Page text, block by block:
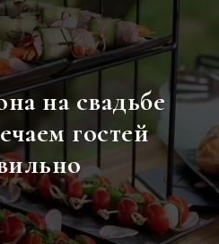
на свадьбе
гостей